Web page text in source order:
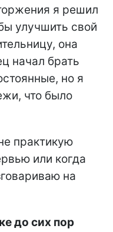
я решил
улучшить свой
она
начал брать
но я
что было
практикую
или когда
на
до сих пор